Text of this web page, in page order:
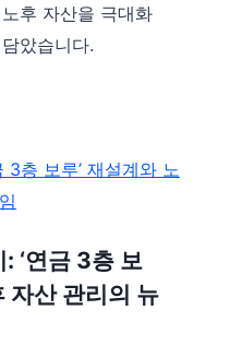
후 자산을 극대화
았습니다.
‘연금 3층 보
자산 관리의 뉴